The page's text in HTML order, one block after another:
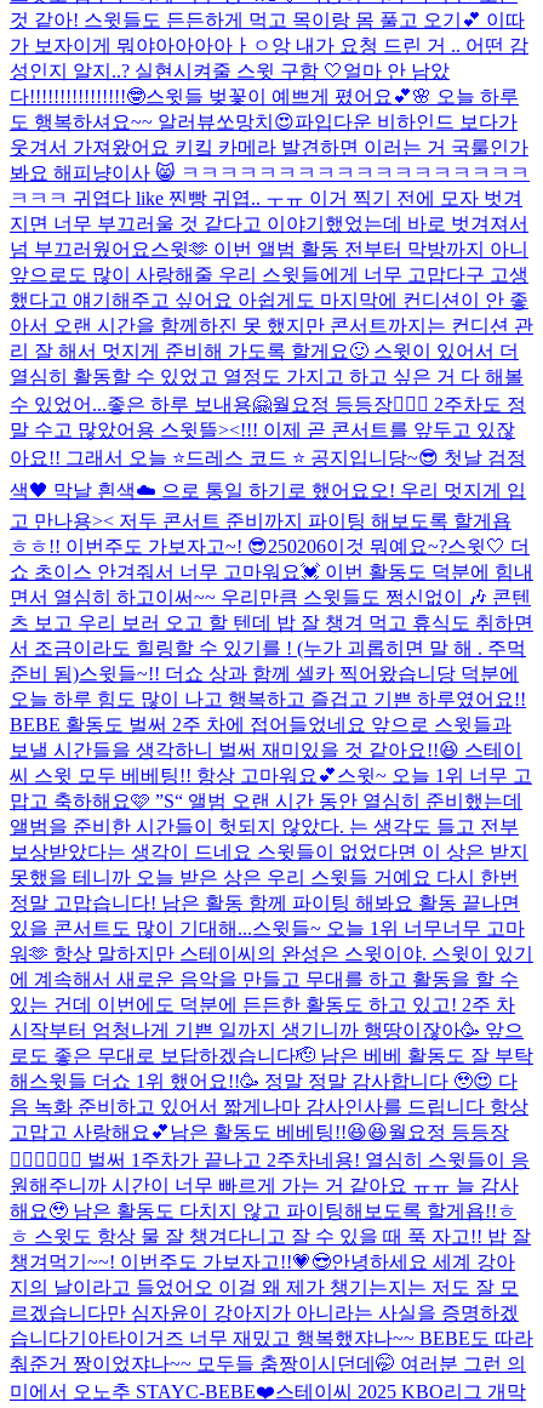
것 같아! 스윗들도 든든하게 먹고 목이랑 몸 풀고 오기💕 이따
가 보자이게 뭐야아아아아ㅏㅇ앙 내가 요청 드린 거 .. 어떤 감
성인지 알지..? 실현시켜줄 스윗 구함 🤍얼마 안 남았
다!!!!!!!!!!!!!!!!🤓스윗들 벚꽃이 예쁘게 폈어요💕🌸 오늘 하루
도 행복하셔요~~ 알러뷰쏘망치😍파입다운 비하인드 보다가
웃겨서 가져왔어요 키킼 카메라 발견하면 이러는 거 국룰인가
봐요 해피냥이사 😸 ㅋㅋㅋㅋㅋㅋㅋㅋㅋㅋㅋㅋㅋㅋㅋㅋㅋㅋ
ㅋㅋㅋ 귀엽다 like 찐빵 귀엽.. ㅜㅠ 이거 찍기 전에 모자 벗겨
지면 너무 부끄러울 것 같다고 이야기했었는데 바로 벗겨져서
넘 부끄러웠어요스윗🫶 이번 앨범 활동 전부터 막방까지 아니
앞으로도 많이 사랑해줄 우리 스윗들에게 너무 고맙다구 고생
했다고 얘기해주고 싶어요 아쉽게도 마지막에 컨디션이 안 좋
아서 오랜 시간을 함께하진 못 했지만 콘서트까지는 컨디션 관
리 잘 해서 멋지게 준비해 가도록 할게요🙂 스윗이 있어서 더
열심히 활동할 수 있었고 열정도 가지고 하고 싶은 거 다 해볼
수 있었어...좋은 하루 보내용🤗월요정 등등장🧚🏻‍♀️ 2주차도 정
말 수고 많았어용 스윗뜰><!!! 이제 곧 콘서트를 앞두고 있잖
아요!! 그래서 오늘 ⭐️드레스 코드 ⭐️ 공지입니당~😎 첫날 검정
색🖤 막날 흰색☁️ 으로 통일 하기로 했어요오! 우리 멋지게 입
고 만나용>< 저두 콘서트 준비까지 파이팅 해보도록 할게욥
ㅎㅎ!! 이번주도 가보자고~! 😎250206이것 뭐예요~?스윗🤍 더
쇼 초이스 안겨줘서 너무 고마워요💓 이번 활동도 덕분에 힘내
면서 열심히 하고이써~~ 우리만큼 스윗들도 쩡신없이 🎶 콘텐
츠 보고 우리 보러 오고 할 텐데 밥 잘 챙겨 먹고 휴식도 취하면
서 조금이라도 힐링할 수 있기를 ! (누가 괴롭히면 말 해 . 주먹
준비 됨)스윗들~!! 더쇼 상과 함께 셀카 찍어왔습니당 덕분에
오늘 하루 힘도 많이 나고 행복하고 즐겁고 기쁜 하루였어요!!
BEBE 활동도 벌써 2주 차에 접어들었네요 앞으로 스윗들과
보낼 시간들을 생각하니 벌써 재미있을 것 같아요!!😆 스테이
씨 스윗 모두 베베팅!! 항상 고마워요💕스윗~ 오늘 1위 너무 고
맙고 축하해요🩷 ”S“ 앨범 오랜 시간 동안 열심히 준비했는데
앨범을 준비한 시간들이 헛되지 않았다. 는 생각도 들고 전부
보상받았다는 생각이 드네요 스윗들이 없었다면 이 상은 받지
못했을 테니까 오늘 받은 상은 우리 스윗들 거예요 다시 한번
정말 고맙습니다! 남은 활동 함께 파이팅 해봐요 활동 끝나면
있을 콘서트도 많이 기대해...스윗들~ 오늘 1위 너무너무 고마
워🫶 항상 말하지만 스테이씨의 완성은 스윗이야. 스윗이 있기
에 계속해서 새로운 음악을 만들고 무대를 하고 활동을 할 수
있는 건데 이번에도 덕분에 든든한 활동도 하고 있고! 2주 차
시작부터 엄청나게 기쁜 일까지 생기니까 행땅이잖아🥳 앞으
로도 좋은 무대로 보답하겠습니다🫡 남은 베베 활동도 잘 부탁
해 스윗들 더쇼 1위 했어요!!🥳 정말 정말 감사합니다 🥹😍 다
음 녹화 준비하고 있어서 짧게나마 감사인사를 드립니다 항상
고맙고 사랑해요💕남은 활동도 베베팅!!😆😆월요정 등등장
🧚🏻‍♀️🧚🏻‍♀️ 벌써 1주차가 끝나고 2주차네용! 열심히 스윗들이 응
원해주니까 시간이 너무 빠르게 가는 거 같아요 ㅠㅠ 늘 감사
해요🥹 남은 활동도 다치지 않고 파이팅해보도록 할게욥!!ㅎ
ㅎ 스윗도 항상 물 잘 챙겨다니고 잘 수 있을 때 푹 자고!! 밥 잘
챙겨먹기~~! 이번주도 가보자고!!💗😎안녕하세요 세계 강아
지의 날이라고 들었어오 이걸 왜 제가 챙기는지는 저도 잘 모
르겠습니다만 심자윤이 강아지가 아니라는 사실을 증명하겠
습니다기아타이거즈 너무 재밌고 행복했쟈나~~ BEBE도 따라
춰준거 짱이었쟈나~~ 모두들 춤짱이시던데🤭 여러분 그런 의
미에서 오노추 STAYC-BEBE❤️스테이씨 2025 KBO리그 개막